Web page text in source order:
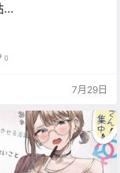
0
7月29日